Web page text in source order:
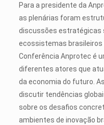
Para a presidente da
as plenárias foram
discussões estratégicas
ecossistemas brasileiros
Conferência Anprotec é
diferentes atores que
da economia do futuro.
discutir tendências
sobre os desafios
ambientes de inovação